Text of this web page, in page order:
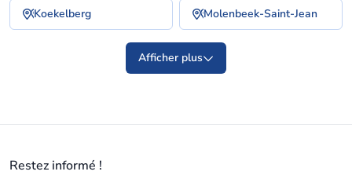
Koekelberg Molenbeek-Saint-Jean
Afficher plus
Restez informé !